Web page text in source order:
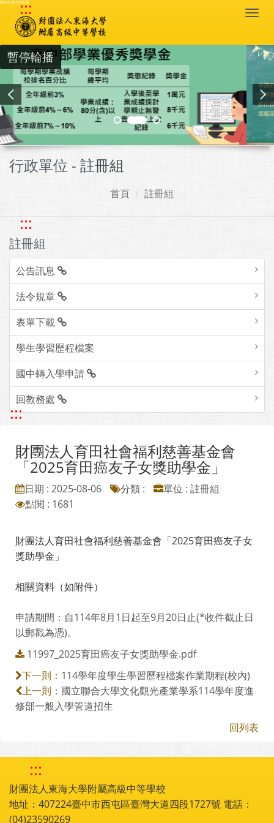
跳到主要內容區塊
:::
暫停輪播
行政單位 - 註冊組
首頁 註冊組
:::
註冊組
公告訊息
法令規章
表單下載
學生學習歷程檔案
國中轉入學申請
回教務處
:::
財團法人育田社會福利慈善基金會
「2025育田癌友子女獎助學金」
日期 : 2025-08-06 分類 :
單位 : 註冊組
點閱 : 1681
財團法人育田社會福利慈善基金會「2025育田癌友子女
獎助學金」
相關資料（如附件）
申請期間：自114年8月1日起至9月20日止(*收件截止日
以郵戳為憑)。
11997_2025育田癌友子女獎助學金.pdf
下一則： 114學年度學生學習歷程檔案作業期程(校內)
上一則： 國立聯合大學文化觀光產業學系114學年度進
修部一般入學管道招生
回列表
:::
財團法人東海大學附屬高級中等學校
地址：407224臺中市西屯區臺灣大道四段1727號 電話：
(04)23590269